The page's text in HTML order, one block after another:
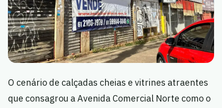
O cenário de calçadas cheias e vitrines atraentes
que consagrou a Avenida Comercial Norte como o